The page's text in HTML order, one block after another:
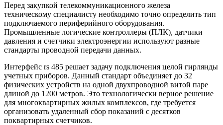
Перед закупкой телекоммуникационного железа
техническому специалисту необходимо точно определить тип
подключаемого периферийного оборудования.
Промышленные логические контроллеры (ПЛК), датчики
давления и счетчики электроэнергии используют разные
стандарты проводной передачи данных.
Интерфейс rs 485 решает задачу подключения целой гирлянды
учетных приборов. Данный стандарт объединяет до 32
физических устройств на одной двухпроводной витой паре
длиной до 1200 метров. Это технологически верное решение
для многоквартирных жилых комплексов, где требуется
организовать удаленный сбор показаний с десятков
поквартирных счетчиков.